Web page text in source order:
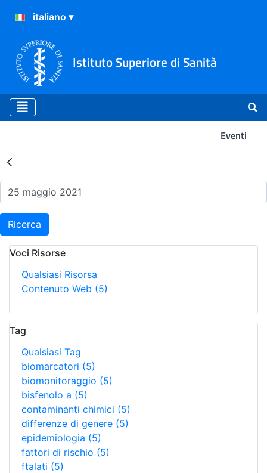
Istituto Superiore di Sanità
Eventi
Risultati della Ricerca -
Ricerca
Voci Risorse
Qualsiasi Risorsa
Contenuto Web (5)
Tag
Qualsiasi Tag
biomarcatori (5)
biomonitoraggio (5)
bisfenolo a (5)
contaminanti chimici (5)
differenze di genere (5)
epidemiologia (5)
fattori di rischio (5)
ftalati (5)